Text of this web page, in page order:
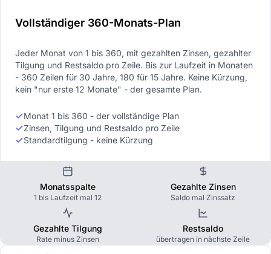
Vollständiger 360-Monats-Plan
Jeder Monat von 1 bis 360, mit gezahlten Zinsen, gezahlter
Tilgung und Restsaldo pro Zeile. Bis zur Laufzeit in Monaten
- 360 Zeilen für 30 Jahre, 180 für 15 Jahre. Keine Kürzung,
kein "nur erste 12 Monate" - der gesamte Plan.
Monat 1 bis 360 - der vollständige Plan
Zinsen, Tilgung und Restsaldo pro Zeile
Standardtilgung - keine Kürzung
Monatsspalte
1 bis Laufzeit mal 12
Gezahlte Zinsen
Saldo mal Zinssatz
Gezahlte Tilgung
Rate minus Zinsen
Restsaldo
übertragen in nächste Zeile